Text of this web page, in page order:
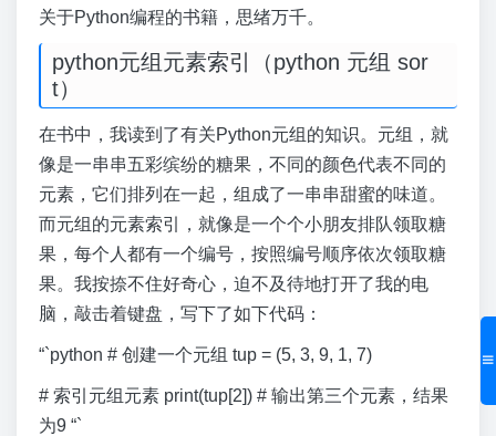
关于Python编程的书籍，思绪万千。
python元组元素索引（python 元组 sor
t）
在书中，我读到了有关Python元组的知识。元组，就
像是一串串五彩缤纷的糖果，不同的颜色代表不同的
元素，它们排列在一起，组成了一串串甜蜜的味道。
而元组的元素索引，就像是一个个小朋友排队领取糖
果，每个人都有一个编号，按照编号顺序依次领取糖
果。我按捺不住好奇心，迫不及待地打开了我的电
脑，敲击着键盘，写下了如下代码：
“`python # 创建一个元组 tup = (5, 3, 9, 1, 7)
# 索引元组元素 print(tup[2]) # 输出第三个元素，结果
为9 “`